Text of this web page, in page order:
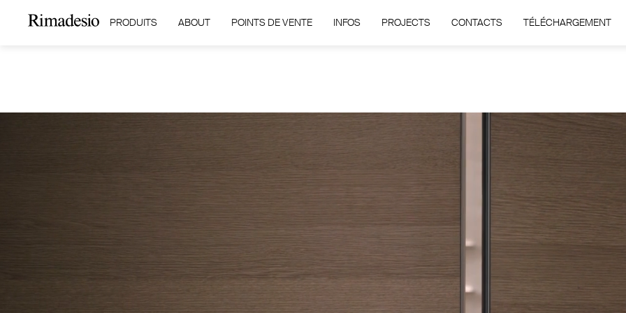
PRODUITS ABOUT POINTS DE VENTE INFOS PROJECTS CONTACTS TÉLÉCHARGEMENT